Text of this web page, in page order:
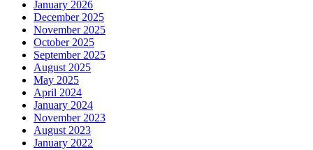
January 2026
December 2025
November 2025
October 2025
September 2025
August 2025
May 2025
April 2024
January 2024
November 2023
August 2023
January 2022